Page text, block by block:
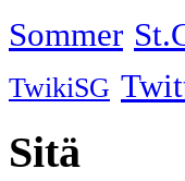
Sommer
TwikiSG
Sitä